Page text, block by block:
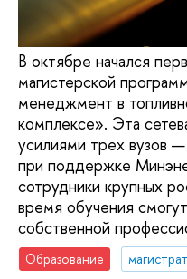
В октябре начался
магистерской
менеджмент в
комплексе». Эта
усилиями трех
при поддержке
сотрудники крупных
время обучения
собственной
Образование